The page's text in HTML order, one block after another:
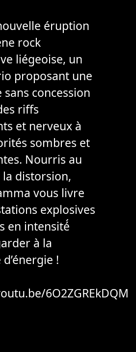
éruption
rock
liégeoise, un
proposant une
sans concession
riffs
et nerveux à
sombres et
Nourris au
la distorsion,
vous livre
explosives
en intensité́
à la
!
6O2ZGREkDQM